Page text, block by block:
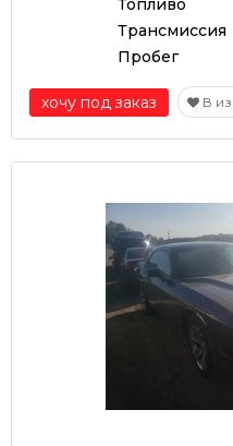
Топливо
Трансмиссия
Пробег
хочу под заказ В